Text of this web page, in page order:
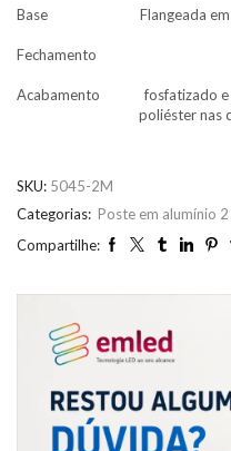
Base Flangeada
Fechamento
Acabamento
fosfatizado
poliéster nas
SKU: 5045-2M
Categorias: Poste em alumínio
Compartilhe: